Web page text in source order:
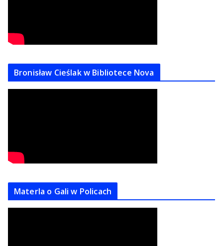
Bronisław Cieślak w Bibliotece Nova
Materla o Gali w Policach